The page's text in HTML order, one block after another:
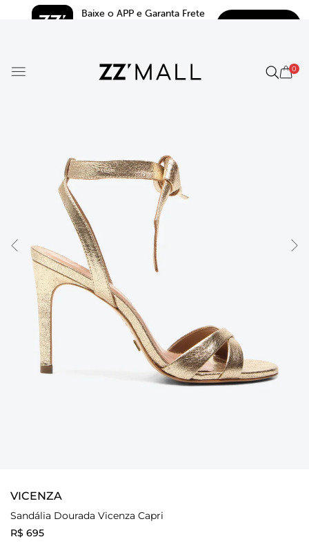
Baixe o APP e Garanta Frete
0
VICENZA
Sandália Dourada Vicenza Capri
R$ 695